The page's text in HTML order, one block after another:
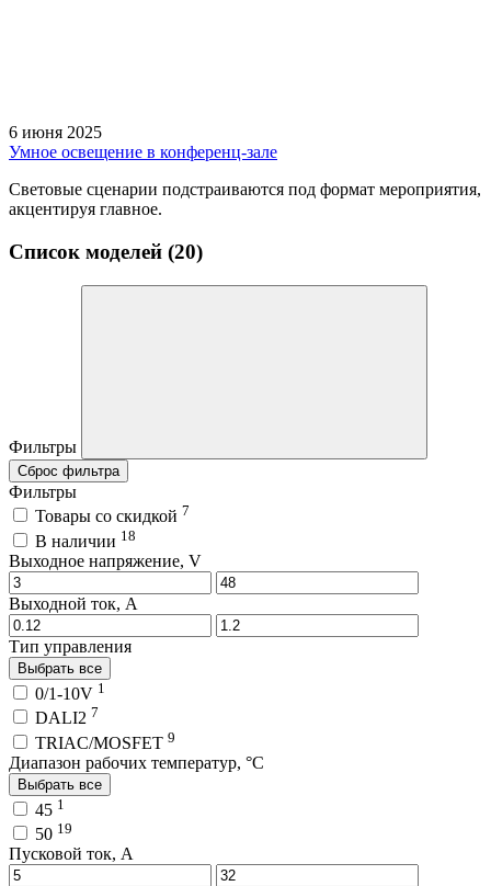
6 июня 2025
Умное освещение в конференц-зале
Световые сценарии подстраиваются под формат мероприятия,
акцентируя главное.
Список моделей (20)
Фильтры
Сброс фильтра
Фильтры
Товары со скидкой 7
В наличии 18
Выходное напряжение, V
Выходной ток, A
Тип управления
Выбрать все
0/1-10V 1
DALI2 7
TRIAC/MOSFET 9
Диапазон рабочих температур, °C
Выбрать все
45 1
50 19
Пусковой ток, A